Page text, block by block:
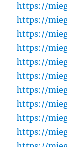
https://
https://
https://
https://
https://
https://
https://
https://
https://
https://